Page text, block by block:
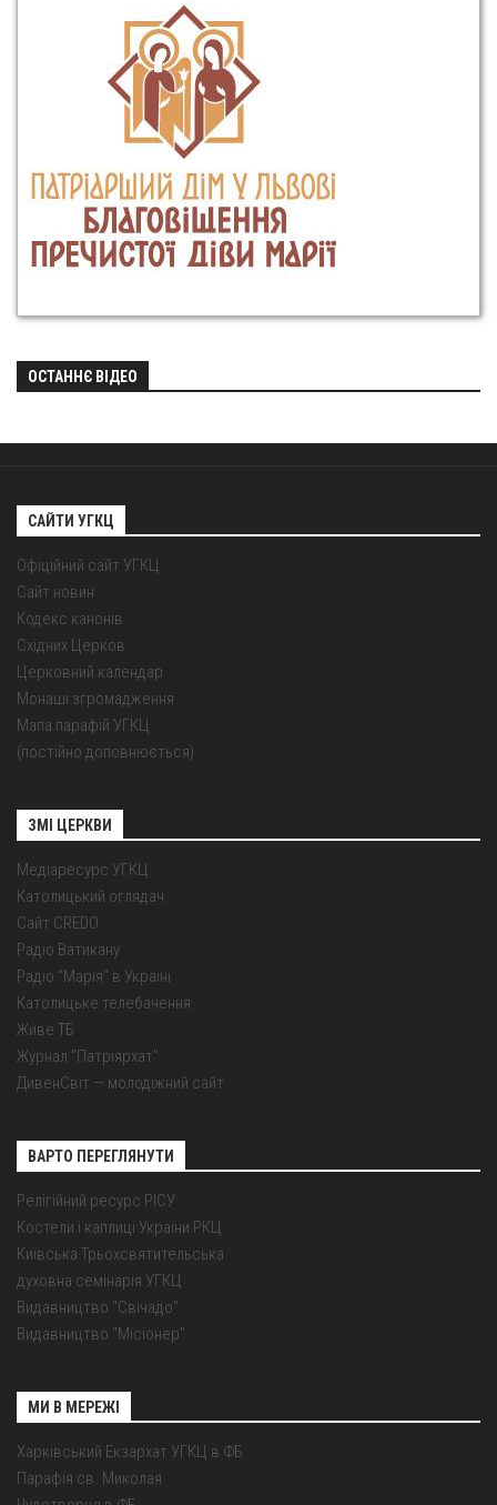
ОСТАННЄ ВІДЕО
САЙТИ УГКЦ
Офіційний сайт УГКЦ
Сайт новин
Кодекс канонів
Східних Церков
Церковний календар
Монаші згромадження
Мапа парафій УГКЦ
(постійно доповнюється)
ЗМІ ЦЕРКВИ
Медіаресурс УГКЦ
Католицький оглядач
Сайт CREDO
Радіо Ватикану
Радіо "Марія" в Україні
Католицьке телебачення
Живе ТБ
Журнал "Патріярхат"
ДивенСвіт — молодіжний сайт
ВАРТО ПЕРЕГЛЯНУТИ
Релігійний ресурс РІСУ
Костели і каплиці України РКЦ
Київська Трьохсвятительська
духовна семінарія УГКЦ
Видавництво "Свічадо"
Видавництво "Місіонер"
МИ В МЕРЕЖІ
Харківський Екзархат УГКЦ в ФБ
Парафія св. Миколая